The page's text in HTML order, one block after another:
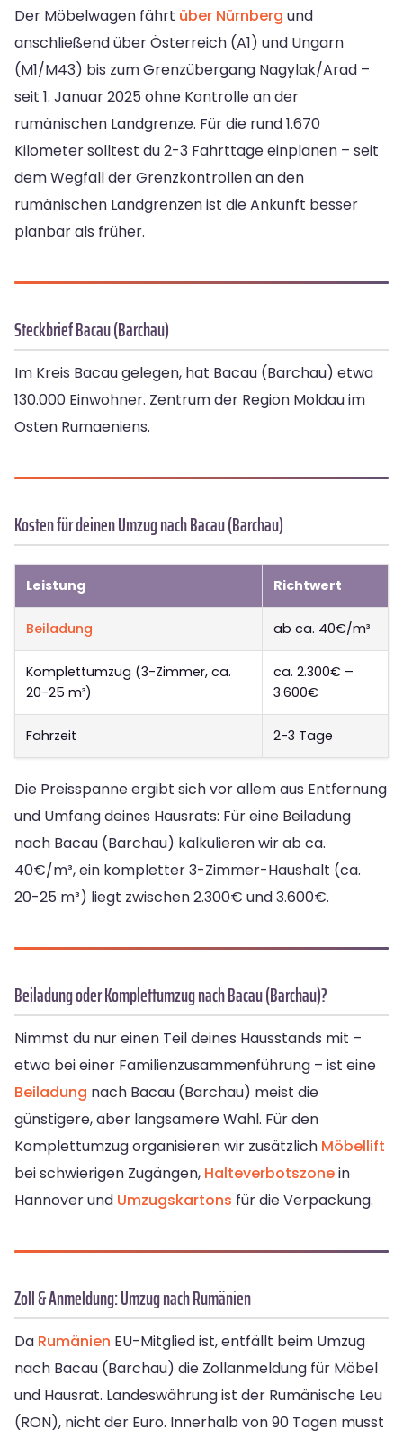
Der Möbelwagen fährt über Nürnberg und
anschließend über Österreich (A1) und Ungarn
(M1/M43) bis zum Grenzübergang Nagylak/Arad –
seit 1. Januar 2025 ohne Kontrolle an der
rumänischen Landgrenze. Für die rund 1.670
Kilometer solltest du 2-3 Fahrttage einplanen – seit
dem Wegfall der Grenzkontrollen an den
rumänischen Landgrenzen ist die Ankunft besser
planbar als früher.
Steckbrief Bacau (Barchau)
Im Kreis Bacau gelegen, hat Bacau (Barchau) etwa
130.000 Einwohner. Zentrum der Region Moldau im
Osten Rumaeniens.
Kosten für deinen Umzug nach Bacau (Barchau)
Leistung Richtwert
Beiladung ab ca. 40€/m³
Komplettumzug (3-Zimmer, ca.
20-25 m³)
ca. 2.300€ –
3.600€
Fahrzeit 2-3 Tage
Die Preisspanne ergibt sich vor allem aus Entfernung
und Umfang deines Hausrats: Für eine Beiladung
nach Bacau (Barchau) kalkulieren wir ab ca.
40€/m³, ein kompletter 3-Zimmer-Haushalt (ca.
20-25 m³) liegt zwischen 2.300€ und 3.600€.
Beiladung oder Komplettumzug nach Bacau (Barchau)?
Nimmst du nur einen Teil deines Hausstands mit –
etwa bei einer Familienzusammenführung – ist eine
Beiladung nach Bacau (Barchau) meist die
günstigere, aber langsamere Wahl. Für den
Komplettumzug organisieren wir zusätzlich Möbellift
bei schwierigen Zugängen, Halteverbotszonein
Hannover und Umzugskartons für die Verpackung.
Zoll & Anmeldung: Umzug nach Rumänien
Da Rumänien EU-Mitglied ist, entfällt beim Umzug
nach Bacau (Barchau) die Zollanmeldung für Möbel
und Hausrat. Landeswährung ist der Rumänische Leu
(RON), nicht der Euro. Innerhalb von 90 Tagen musst